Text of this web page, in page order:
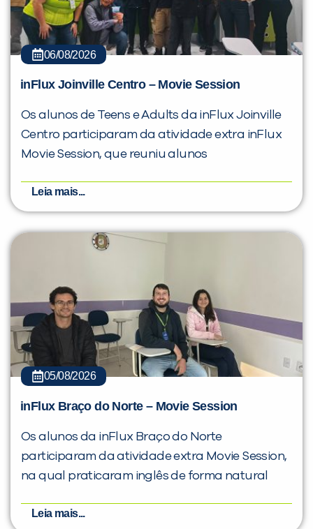
06/08/2026
inFlux Joinville Centro – Movie Session
Os alunos de Teens e Adults da inFlux Joinville
Centro participaram da atividade extra inFlux
Movie Session, que reuniu alunos
Leia mais...
05/08/2026
inFlux Braço do Norte – Movie Session
Os alunos da inFlux Braço do Norte
participaram da atividade extra Movie Session,
na qual praticaram inglês de forma natural
Leia mais...